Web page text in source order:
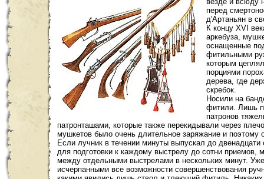
перед
д'Артаньян в
К концу ХVI
аркебуза,
оснащенные
фитильными
которым
порциями
дерева, где
скребок.
Носили на
фитили. Лишь
патронов
патронташами, которые также перекидывали через
мушкетов было очень длительное заряжание и поэтому
Если лучник в течении минуты выпускал до
для подготовки к каждому выстрелу до сотни приемов,
между отдельными выстрелами в нескольких минут.
исчерпанными все возможности совершенствования